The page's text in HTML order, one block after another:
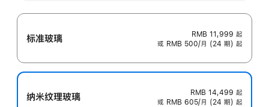
标准玻璃 RMB 11,999 起
或 RMB 500/月 (24 期) 起
纳米纹理玻璃 RMB 14,499 起
或 RMB 605/月 (24 期) 起